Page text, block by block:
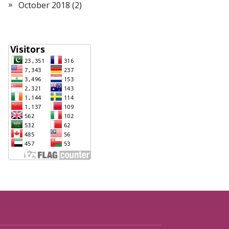
October 2018 (2)